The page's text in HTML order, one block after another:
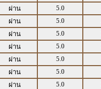
ผ่าน 5.0
ผ่าน 5.0
ผ่าน 5.0
ผ่าน 5.0
ผ่าน 5.0
ผ่าน 5.0
ผ่าน 5.0